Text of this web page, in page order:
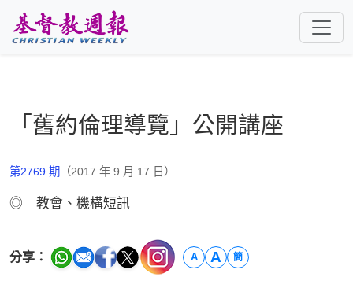
「舊約倫理導覽」公開講座
第2769 期 （2017 年 9 月 17 日）
◎ 教會、機構短訊
分享： A A 簡